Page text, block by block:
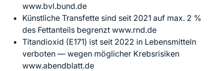
www.bvl.bund.de
Künstliche Transfette sind seit 2021 auf max. 2 %
des Fettanteils begrenzt www.rnd.de
Titandioxid (E171) ist seit 2022 in Lebensmitteln
verboten — wegen möglicher Krebsrisiken
www.abendblatt.de